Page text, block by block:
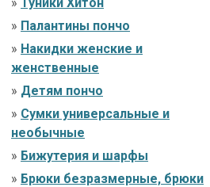
» Палантины пончо
» Накидки женские и
женственные
» Детям пончо
» Сумки универсальные и
необычные
» Бижутерия и шарфы
» Брюки безразмерные, брюки